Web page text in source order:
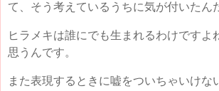
て、そう考えているうちに気が付いた
ヒラメキは誰にでも生まれるわけです
思うんです。
また表現するときに嘘をついちゃいけ